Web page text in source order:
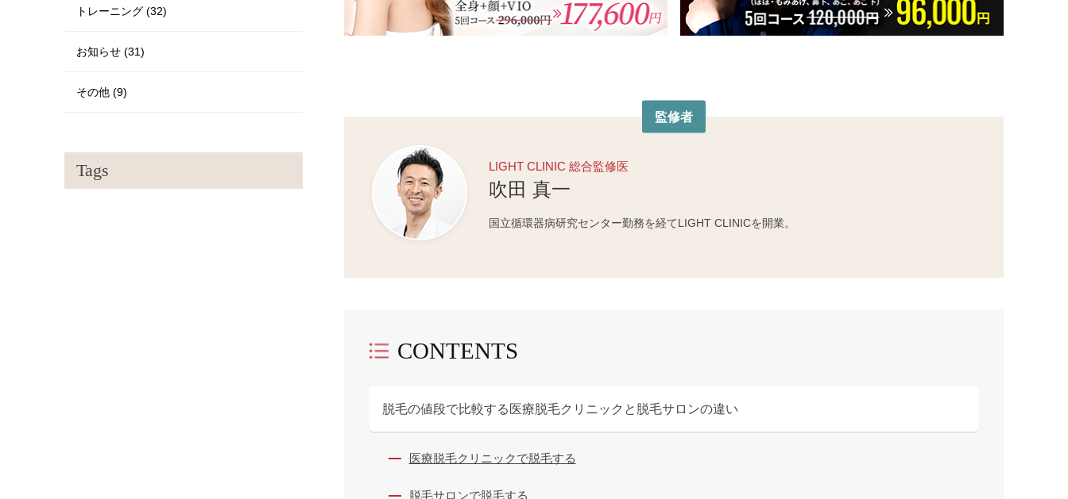
監修者
LIGHT CLINIC 総合監修医
吹田 真一
国立循環器病研究センター勤務を経てLIGHT CLINICを開業。
CONTENTS
脱毛の値段で比較する医療脱毛クリニックと脱毛サロンの違い
医療脱毛クリニックで脱毛する
脱毛サロンで脱毛する
トレーニング (32)
お知らせ (31)
その他 (9)
Tags